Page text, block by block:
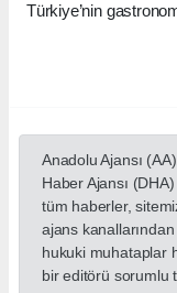
Türkiye’nin
Anadolu Ajansı
Haber Ajansı
tüm haberler,
ajans
hukuki muhataplar
bir editörü sorumlu